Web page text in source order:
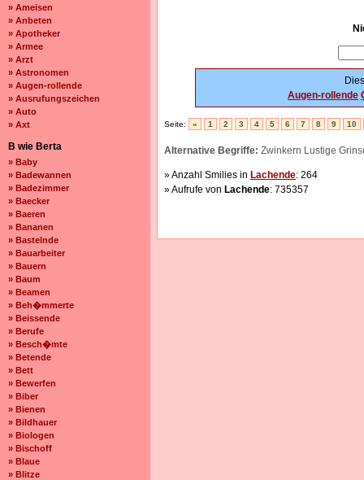
» Ameisen
» Anbeten
» Apotheker
» Armee
» Arzt
» Astronomen
» Augen-rollende
» Ausrufungszeichen
» Auto
» Axt
B wie Berta
» Baby
» Badewannen
» Badezimmer
» Baecker
» Baeren
» Bananen
» Bastelnde
» Bauarbeiter
» Bauern
» Baum
» Beamen
» Beh�mmerte
» Beissende
» Berufe
» Besch�mte
» Betende
» Bett
» Bewerfen
» Biber
» Bienen
» Bildhauer
» Biologen
» Bischoff
» Blaue
» Blitze
Augen-rollende
Seite: « 1 2 3 4 5 6 7 8 9 10
Alternative Begriffe: Zwinkern Lustige
» Anzahl Smilies in Lachende: 264
» Aufrufe von Lachende: 735357